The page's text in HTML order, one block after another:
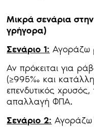
Μικρά σενάρια
γρήγορα)
Σενάριο 1: Αγοράζω
Αν πρόκειται για
(≥995‰ και
επενδυτικός χρυσός,
απαλλαγή ΦΠΑ.
Σενάριο 2: Αγοράζω